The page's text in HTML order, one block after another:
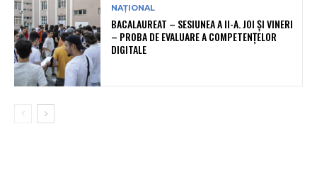
NAȚIONAL
BACALAUREAT – SESIUNEA A II-A. JOI ȘI VINERI
– PROBA DE EVALUARE A COMPETENȚELOR
DIGITALE